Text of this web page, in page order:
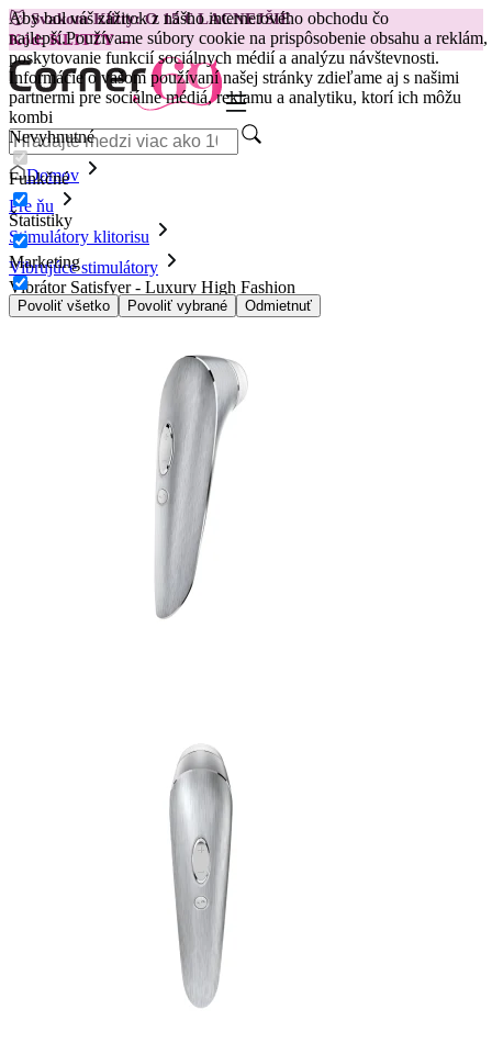
Aby bol váš zážitok z nášho internetového obchodu čo
najlepší.Používame súbory cookie na prispôsobenie obsahu a reklám,
poskytovanie funkcií sociálnych médií a analýzu návštevnosti.
Informácie o vašom používaní našej stránky zdieľame aj s našimi
partnermi pre sociálne médiá, reklamu a analytiku, ktorí ich môžu
kombi
Nevyhnutné
Funkčné
Štatistiky
Marketing
Povoliť všetko Povoliť vybrané Odmietnuť
😽Svakom Klitty: O 15 € LACNEJŠIE
Kód: KLITTY →
Domov
Pre ňu
Stimulátory klitorisu
Vibrujúce stimulátory
Vibrátor Satisfyer - Luxury High Fashion